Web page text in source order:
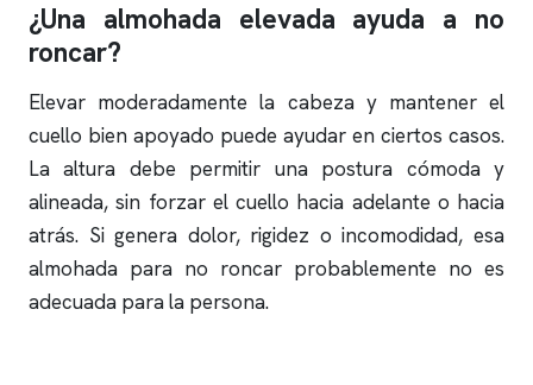
¿Una almohada elevada ayuda a no
roncar?
Elevar moderadamente la cabeza y mantener el
cuello bien apoyado puede ayudar en ciertos casos.
La altura debe permitir una postura cómoda y
alineada, sin forzar el cuello hacia adelante o hacia
atrás. Si genera dolor, rigidez o incomodidad, esa
almohada para no roncar probablemente no es
adecuada para la persona.